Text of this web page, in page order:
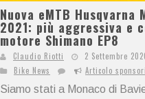
Nuova eMTB Husqvarna
2021: più aggressiva e
motore Shimano EP8
Claudio Riotti
2 Settembre
Bike News
Articolo
Siamo stati a Monaco di